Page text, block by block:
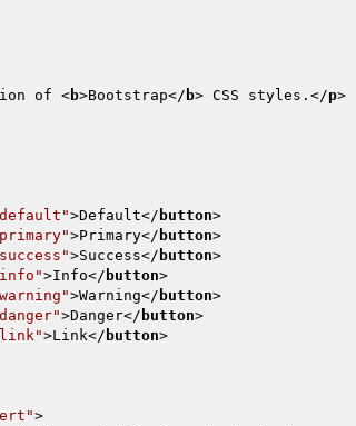
of <b>Bootstrap</ b> CSS styles. </p>
>Default</ button>
>Primary</ button>
>Success</ button>
>Info</ button>
>Warning</ button>
>Danger</ button>
>Link</ button>
>